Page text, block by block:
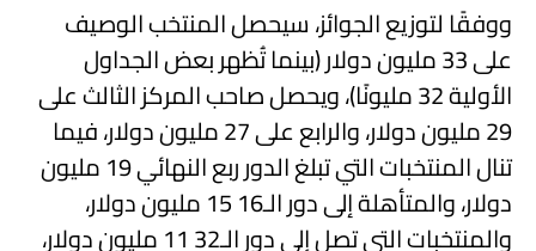
ووفقًا لتوزيع الجوائز، سيحصل المنتخب الوصيف
على 33 مليون دولار (بينما تُظهر بعض الجداول
الأولية 32 مليونًا)، ويحصل صاحب المركز الثالث على
29 مليون دولار، والرابع على 27 مليون دولار، فيما
تنال المنتخبات التي تبلغ الدور ربع النهائي 19 مليون
دولار، والمتأهلة إلى دور الـ16 15 مليون دولار،
والمنتخبات التي تصل إلى دور الـ32 11 مليون دولار،